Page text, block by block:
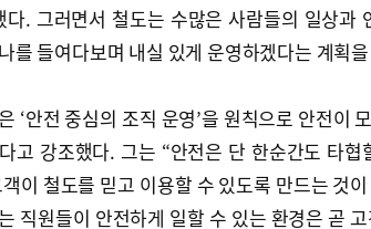
다. 그러면서 철도는 수많은 사람들의 일상과
를 들여다보며 내실 있게 운영하겠다는 계획
‘안전 중심의 조직 운영’을 원칙으로 안전이
고 강조했다. 그는 “안전은 단 한순간도 타
이 철도를 믿고 이용할 수 있도록 만드는 것
직원들이 안전하게 일할 수 있는 환경은 곧